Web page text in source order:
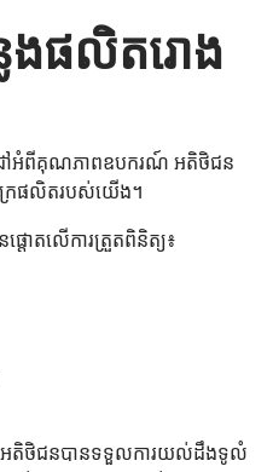
ែងផលិតរោង
ៅអំពីគុណភាពឧបករណ៍ អតិថិជន
ក្រផលិតរបស់យើង។
តោតលើការត្រួតពិនិត្យ៖
ះ អតិថិជនបានទទួលការយល់ដឹងទូលំ